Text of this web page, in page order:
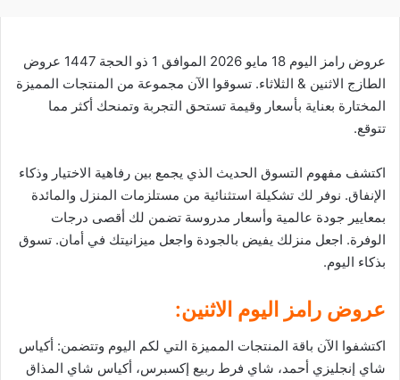
عروض رامز اليوم 18 مايو 2026 الموافق 1 ذو الحجة 1447 عروض
الطازج الاثنين & الثلاثاء. تسوقوا الآن مجموعة من المنتجات المميزة
المختارة بعناية بأسعار وقيمة تستحق التجربة وتمنحك أكثر مما
تتوقع.
اكتشف مفهوم التسوق الحديث الذي يجمع بين رفاهية الاختيار وذكاء
الإنفاق. نوفر لك تشكيلة استثنائية من مستلزمات المنزل والمائدة
بمعايير جودة عالمية وأسعار مدروسة تضمن لك أقصى درجات
الوفرة. اجعل منزلك يفيض بالجودة واجعل ميزانيتك في أمان. تسوق
بذكاء اليوم.
عروض رامز اليوم الاثنين:
اكتشفوا الآن باقة المنتجات المميزة التي لكم اليوم وتتضمن: أكياس
شاي إنجليزي أحمد، شاي فرط ربيع إكسبرس، أكياس شاي المذاق